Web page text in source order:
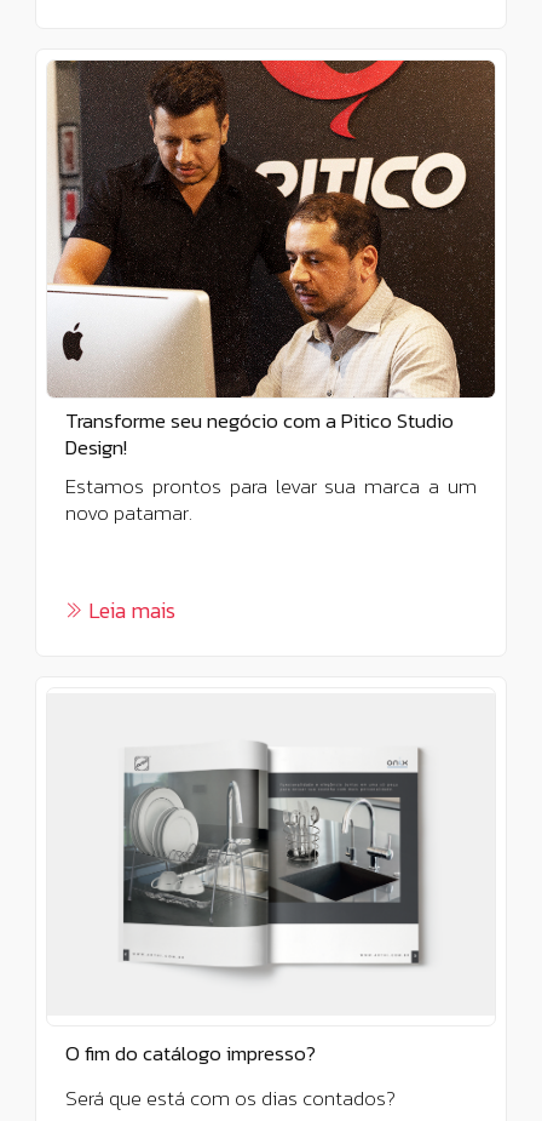
Transforme seu negócio com a Pitico Studio
Design!
Estamos prontos para levar sua marca a um
novo patamar.
Leia mais
O fim do catálogo impresso?
Será que está com os dias contados?